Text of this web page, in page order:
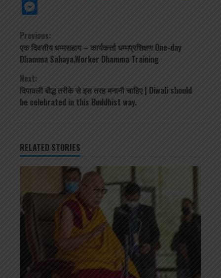
Continue
Reading
Previous:
एक दिवसीय धम्मसहाय – कार्यकर्त्ता धम्मप्रशिक्षण One-day
Dhamma Sahaya,Worker Dhamma Training
Next:
दिपावली बौद्ध तरीके से इस तरह मनानी चाहिए | Diwali should
be celebrated in this Buddhist way.
RELATED STORIES